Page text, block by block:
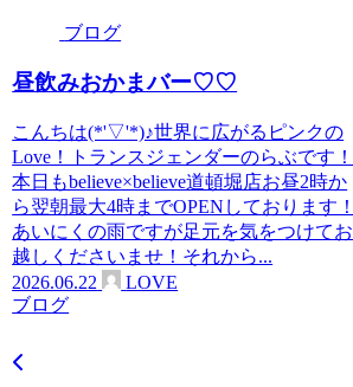
ブログ
昼飲みおかまバー♡♡
こんちは(*'▽'*)♪世界に広がるピンクの
Love！トランスジェンダーのらぶです！
本日もbelieve×believe道頓堀店お昼2時か
ら翌朝最大4時までOPENしております！
あいにくの雨ですが足元を気をつけてお
越しくださいませ！それから...
2026.06.22
LOVE
ブログ